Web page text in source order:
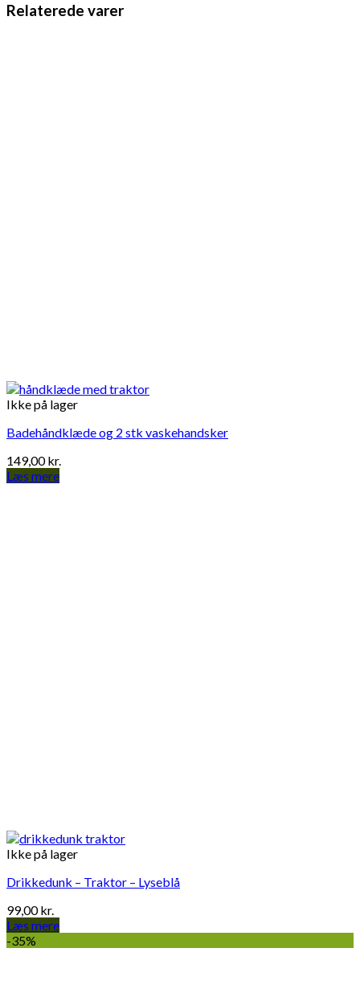
Relaterede varer
Ikke på lager
Badehåndklæde og 2 stk vaskehandsker
149,00kr.
Læs mere
Ikke på lager
Drikkedunk – Traktor – Lyseblå
99,00kr.
Læs mere
-35%